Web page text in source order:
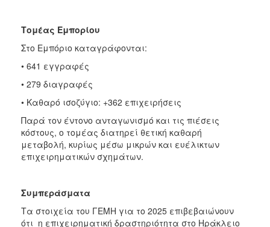
Τομέας Εμπορίου
Στο Εμπόριο καταγράφονται:
• 641 εγγραφές
• 279 διαγραφές
• Καθαρό ισοζύγιο: +362 επιχειρήσεις
Παρά τον έντονο ανταγωνισμό και τις πιέσεις
κόστους, ο τομέας διατηρεί θετική καθαρή
μεταβολή, κυρίως μέσω μικρών και ευέλικτων
επιχειρηματικών σχημάτων.
Συμπεράσματα
Τα στοιχεία του ΓΕΜΗ για το 2025 επιβεβαιώνουν
ότι η επιχειρηματική δραστηριότητα στο Ηράκλειο